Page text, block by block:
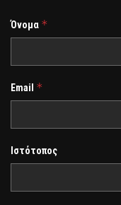
Όνομα *
Email *
Ιστότοπος